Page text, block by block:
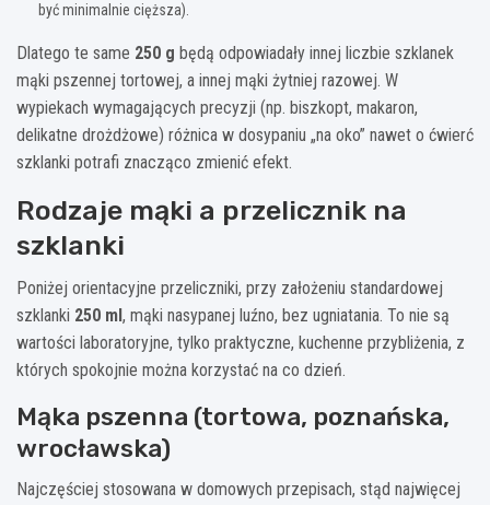
być minimalnie cięższa).
Dlatego te same 250 g będą odpowiadały innej liczbie szklanek
mąki pszennej tortowej, a innej mąki żytniej razowej. W
wypiekach wymagających precyzji (np. biszkopt, makaron,
delikatne drożdżowe) różnica w dosypaniu „na oko” nawet o ćwierć
szklanki potrafi znacząco zmienić efekt.
Rodzaje mąki a przelicznik na
szklanki
Poniżej orientacyjne przeliczniki, przy założeniu standardowej
szklanki 250 ml , mąki nasypanej luźno, bez ugniatania. To nie są
wartości laboratoryjne, tylko praktyczne, kuchenne przybliżenia, z
których spokojnie można korzystać na co dzień.
Mąka pszenna (tortowa, poznańska,
wrocławska)
Najczęściej stosowana w domowych przepisach, stąd najwięcej